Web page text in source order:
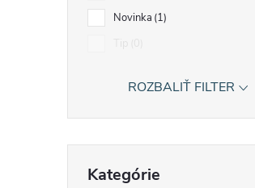
l
Novinka 1
ROZBALIŤ FILTER
kategórie
Kategórie